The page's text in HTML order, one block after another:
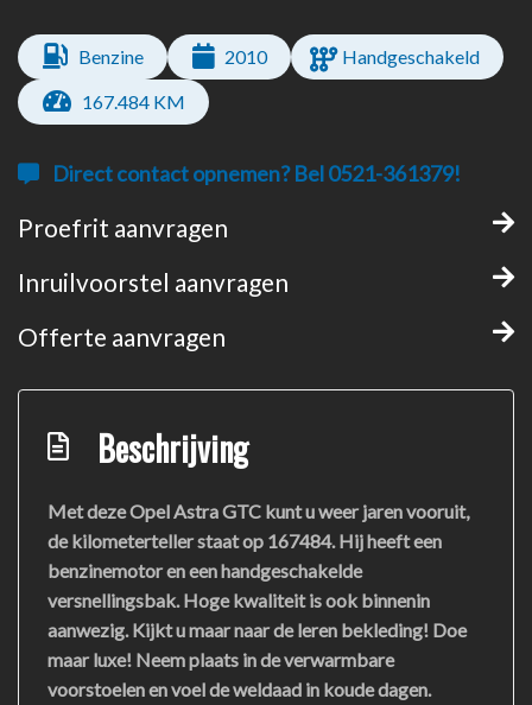
Benzine 2010
Handgeschakeld
167.484 KM
Direct contact opnemen? Bel 0521-361379!
Proefrit aanvragen
Inruilvoorstel aanvragen
Offerte aanvragen
Beschrijving
Met deze Opel Astra GTC kunt u weer jaren vooruit,
de kilometerteller staat op 167484. Hij heeft een
benzinemotor en een handgeschakelde
versnellingsbak. Hoge kwaliteit is ook binnenin
aanwezig. Kijkt u maar naar de leren bekleding! Doe
maar luxe! Neem plaats in de verwarmbare
voorstoelen en voel de weldaad in koude dagen.